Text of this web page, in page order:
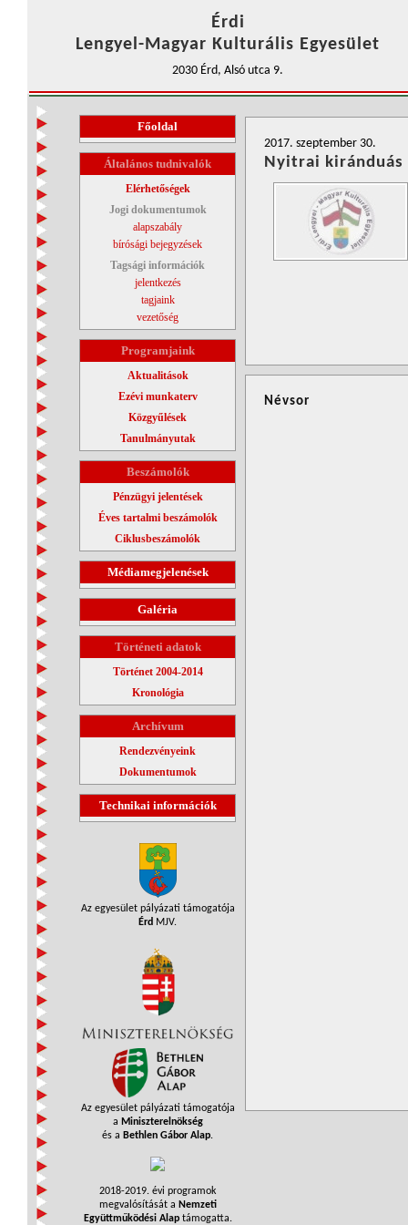
Érdi
Lengyel-Magyar Kulturális Egyesület
2030 Érd, Alsó utca 9.
Főoldal
Általános tudnivalók
Elérhetőségek
Jogi dokumentumok
alapszabály
bírósági bejegyzések
Tagsági információk
jelentkezés
tagjaink
vezetőség
Programjaink
Aktualitások
Ezévi munkaterv
Közgyűlések
Tanulmányutak
Beszámolók
Pénzügyi jelentések
Éves tartalmi beszámolók
Ciklusbeszámolók
Médiamegjelenések
Galéria
Történeti adatok
Történet 2004-2014
Kronológia
Archívum
Rendezvényeink
Dokumentumok
Technikai információk
Az egyesület pályázati támogatója
Érd MJV.
Az egyesület pályázati támogatója
a Miniszterelnökség
és a Bethlen Gábor Alap.
2018-2019. évi programok
megvalósítását a Nemzeti
Együttműködési Alaptámogatta.
2017. szeptember 30.
Nyitrai kiránduás
Névsor